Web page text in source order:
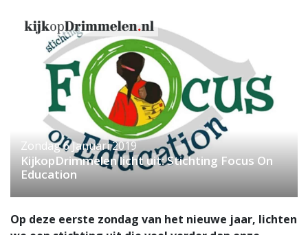
Zondag 6 Januari 2019
KijkopDrimmelen licht uit: Stichting Focus On
Education
Op deze eerste zondag van het nieuwe jaar, lichten